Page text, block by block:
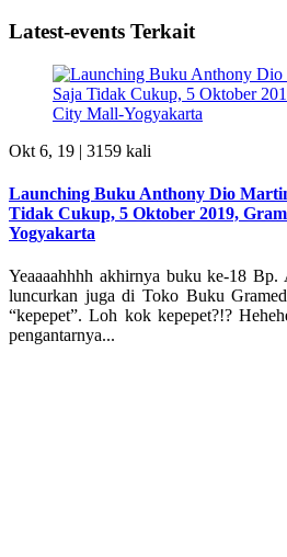
Latest-events Terkait
Okt 6, 19 | 3159 kali
Launching Buku Anthony Dio
Tidak Cukup, 5 Oktober 2019,
Yogyakarta
Yeaaaahhhh akhirnya buku ke-18
luncurkan juga di Toko Buku
“kepepet”. Loh kok kepepet?!?
pengantarnya...